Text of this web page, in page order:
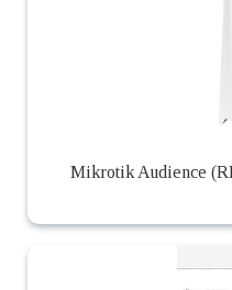
Mikrotik Audience